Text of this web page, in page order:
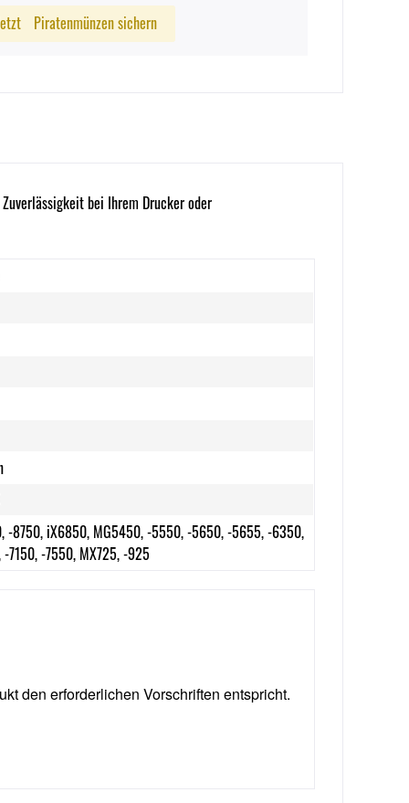
Piratenmünzen sichern
bei Ihrem Drucker oder
-8750, iX6850, MG5450, -5550, -5650, -5655, -6350,
-7550, MX725, -925
den erforderlichen Vorschriften entspricht.